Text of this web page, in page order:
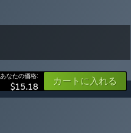
あなたの価格:
$15.18 カートに入れる